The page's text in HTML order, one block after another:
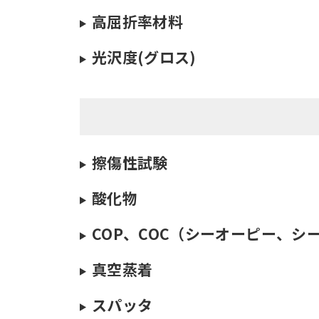
高屈折率材料
光沢度(グロス)
擦傷性試験
酸化物
COP、COC（シーオーピー、シ
真空蒸着
スパッタ